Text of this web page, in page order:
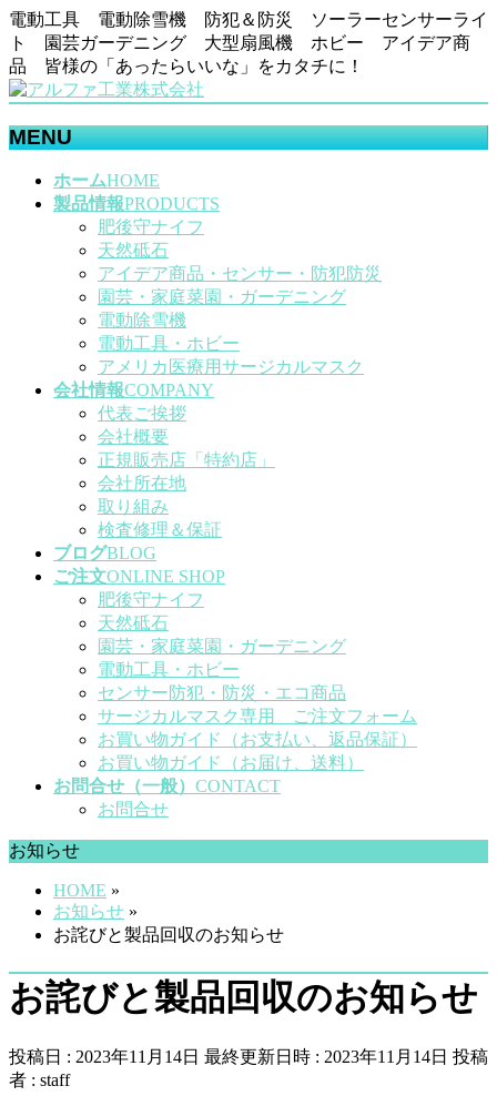
電動工具 電動除雪機 防犯＆防災 ソーラーセンサーライ
ト 園芸ガーデニング 大型扇風機 ホビー アイデア商
品 皆様の「あったらいいな」をカタチに！
MENU
ホームHOME
製品情報PRODUCTS
肥後守ナイフ
天然砥石
アイデア商品・センサー・防犯防災
園芸・家庭菜園・ガーデニング
電動除雪機
電動工具・ホビー
アメリカ医療用サージカルマスク
会社情報COMPANY
代表ご挨拶
会社概要
正規販売店「特約店」
会社所在地
取り組み
検査修理＆保証
ブログBLOG
ご注文ONLINE SHOP
肥後守ナイフ
天然砥石
園芸・家庭菜園・ガーデニング
電動工具・ホビー
センサー防犯・防災・エコ商品
サージカルマスク専用 ご注文フォーム
お買い物ガイド（お支払い、返品保証）
お買い物ガイド（お届け、送料）
お問合せ（一般） CONTACT
お問合せ
お知らせ
HOME »
お知らせ »
お詫びと製品回収のお知らせ
お詫びと製品回収のお知らせ
投稿日 : 2023年11月14日 最終更新日時 : 2023年11月14日 投稿
者 : staff